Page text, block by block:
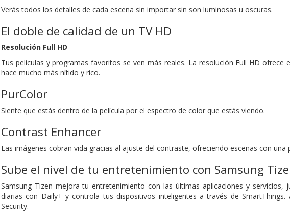
Verás todos los detalles de cada escena sin importar sin son luminosas u oscuras.
El doble de calidad de un TV HD
Resolución Full HD
Tus películas y programas favoritos se ven más reales. La resolución Full HD
hace mucho más nítido y rico.
PurColor
Siente que estás dentro de la película por el espectro de color que estás viendo.
Contrast Enhancer
Las imágenes cobran vida gracias al ajuste del contraste, ofreciendo escenas con una
Sube el nivel de tu entretenimiento con Samsung
Samsung Tizen mejora tu entretenimiento con las últimas aplicaciones y servicios,
diarias con Daily+ y controla tus dispositivos inteligentes a través de
Security.